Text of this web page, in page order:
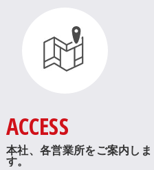
ACCESS
本社、各営業所をご案内しま
す。